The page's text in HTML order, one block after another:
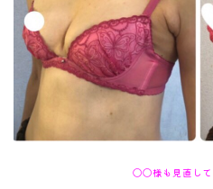
〇〇様も見直し